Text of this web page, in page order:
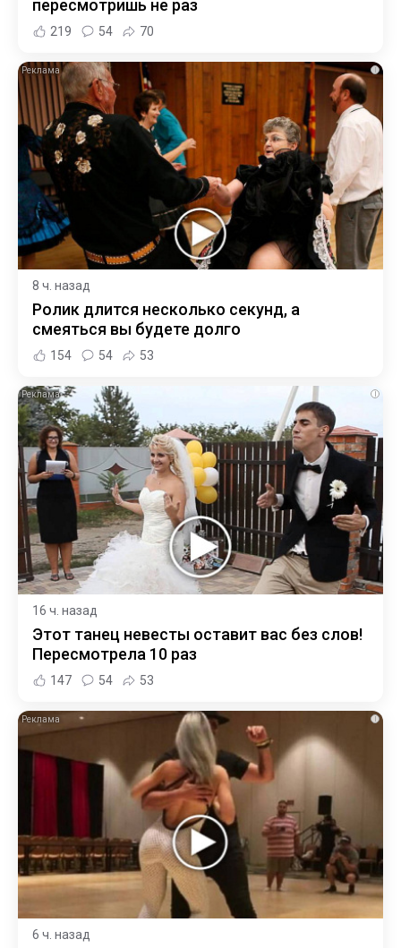
пересмотришь не раз
219 54 70
i
8 ч. назад
Ролик длится несколько секунд, а
смеяться вы будете долго
154 54 53
i
16 ч. назад
Этот танец невесты оставит вас без слов!
Пересмотрела 10 раз
147 54 53
i
6 ч. назад